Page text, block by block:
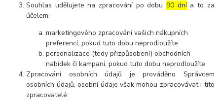
Souhlas udělujete na zpracování po dobu 90 dnía to za
účelem:
marketingového zpracování vašich nákupních
preferencí, pokud tuto dobu neprodloužíte
personalizace (tedy přizpůsobení) obchodních
nabídek či kampaní, pokud tuto dobu neprodloužíte
Zpracování osobních údajů je prováděno Správcem
osobních údajů, osobní údaje však mohou zpracovávat i tito
zpracovatelé: